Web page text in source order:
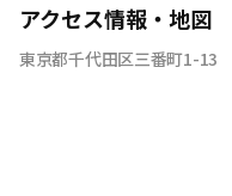
アクセス情報・地図
東京都千代田区三番町1-13